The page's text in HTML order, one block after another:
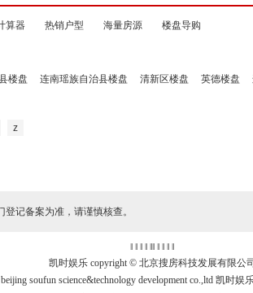
算器 热销户型 海量房源 楼盘导购
楼盘 连南瑶族自治县楼盘 清新区楼盘 英德楼盘
z
记备案为准，请谨慎核查。
‖ ‖ ‖ ‖ ‖‖ ‖ ‖ ‖ ‖
凯时娱乐 copyright © 北京搜房科技发展有限公司
beijing soufun science&technology development co.,ltd 凯时娱